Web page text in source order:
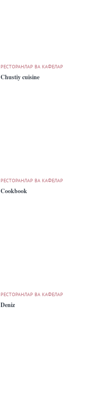
РЕСТОРАНЛАР ВА КАФЕЛАР
Chustiy cuisine
РЕСТОРАНЛАР ВА КАФЕЛАР
Cookbook
РЕСТОРАНЛАР ВА КАФЕЛАР
Deniz